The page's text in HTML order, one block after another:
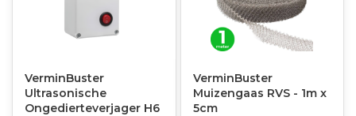
VerminBuster
Ultrasonische
Ongedierteverjager H6
VerminBuster
Muizengaas RVS - 1m x
5cm